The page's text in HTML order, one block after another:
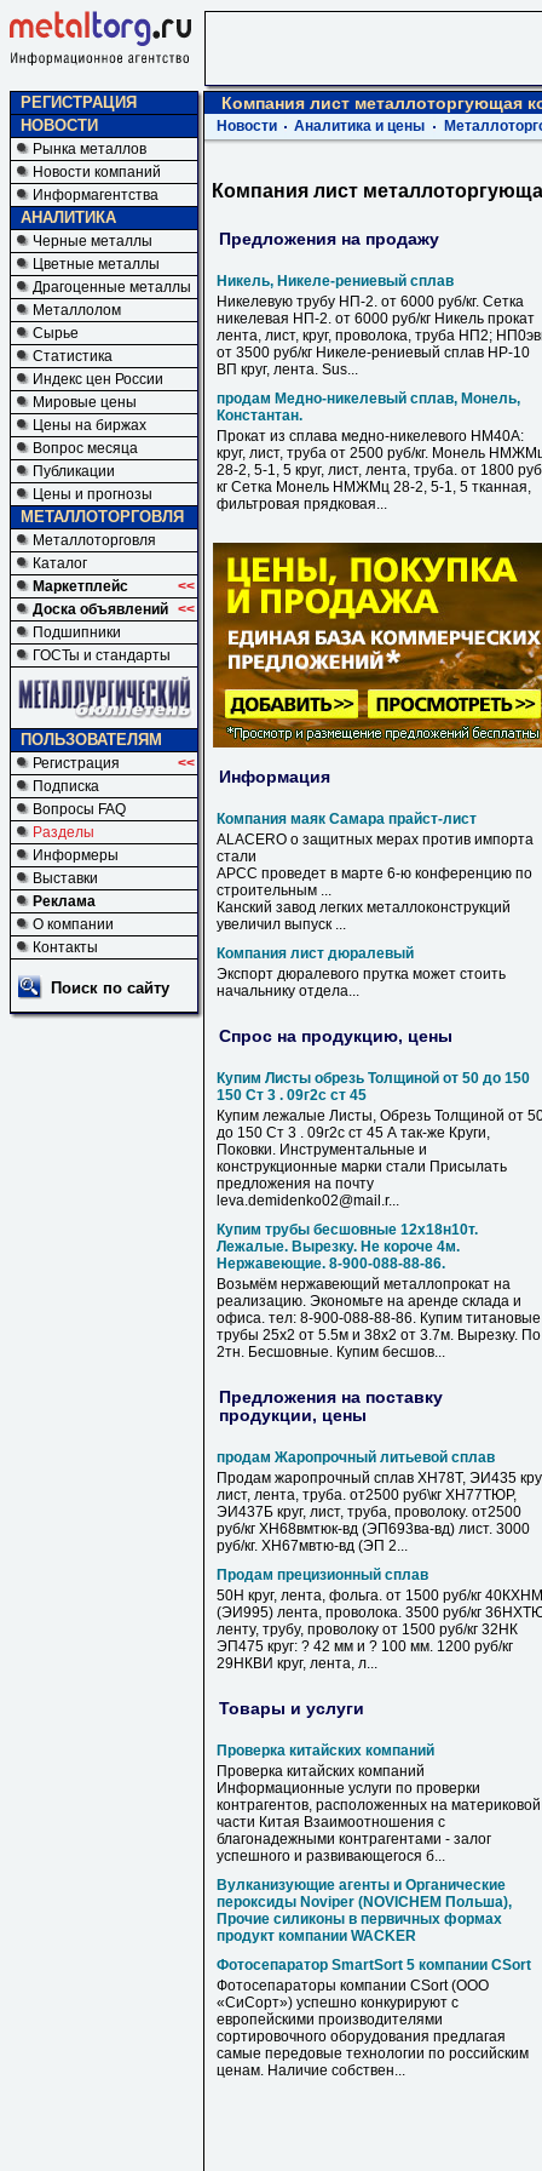
РЕГИСТРАЦИЯ
НОВОСТИ
Рынка металлов
Новости компаний
Информагентства
АНАЛИТИКА
Черные металлы
Цветные металлы
Драгоценные металлы
Металлолом
Сырье
Статистика
Индекс цен России
Мировые цены
Цены на биржах
Вопрос месяца
Публикации
Цены и прогнозы
МЕТАЛЛОТОРГОВЛЯ
Металлоторговля
Каталог
Маркетплейс
<<
Доска объявлений <<
Подшипники
ГОСТы и стандарты
ПОЛЬЗОВАТЕЛЯМ
Регистрация
<<
Подписка
Вопросы FAQ
Разделы
Информеры
Выставки
Реклама
О компании
Контакты
Поиск по сайту
Компания лист металлоторгующая
Новости Аналитика и цены
Компания лист
Предложения на продажу
Никель, Никеле-рениевый сплав
Никелевую трубу НП-2. от 6000 руб/кг. Сетка
никелевая НП-2. от 6000 руб/кг Никель прокат
лента, лист, круг, проволока, труба НП2;
от 3500 руб/кг Никеле-рениевый сплав НР-10
ВП круг, лента. Sus...
продам Медно-никелевый сплав, Монель,
Константан.
Прокат из сплава медно-никелевого НМ40А:
круг, лист, труба от 2500 руб/кг. Монель
28-2, 5-1, 5 круг, лист, лента, труба. от 1800
кг Сетка Монель НМЖМц 28-2, 5-1, 5 тканная,
фильтровая прядковая...
Информация
Компания маяк Самара прайст-лист
ALACERO о защитных мерах против импорта
стали
АРСС проведет в марте 6-ю конференцию по
строительным ...
Канский завод легких металлоконструкций
увеличил выпуск ...
Компания лист дюралевый
Экспорт дюралевого прутка может стоить
начальнику отдела...
Спрос на продукцию, цены
Купим Листы обрезь Толщиной от 50 до 150
150 Ст 3 . 09г2с ст 45
Купим лежалые Листы, Обрезь Толщиной от
до 150 Ст 3 . 09г2с ст 45 А так-же Круги,
Поковки. Инструментальные и
конструкционные марки стали Присылать
предложения на почту
leva.demidenko02@mail.r...
Купим трубы бесшовные 12х18н10т.
Лежалые. Вырезку. Не короче 4м.
Нержавеющие. 8-900-088-88-86.
Возьмём нержавеющий металлопрокат на
реализацию. Экономьте на аренде склада и
офиса. тел: 8-900-088-88-86. Купим титановые
трубы 25х2 от 5.5м и 38х2 от 3.7м. Вырезку. По
2тн. Бесшовные. Купим бесшов...
Предложения на поставку
продукции, цены
продам Жаропрочный литьевой сплав
Продам жаропрочный сплав ХН78Т, ЭИ435
лист, лента, труба. от2500 руб\кг ХН77ТЮР,
ЭИ437Б круг, лист, труба, проволоку. от2500
руб/кг ХН68вмтюк-вд (ЭП693ва-вд) лист. 3000
руб/кг. ХН67мвтю-вд (ЭП 2...
Продам прецизионный сплав
50Н круг, лента, фольга. от 1500 руб/кг 40КХНМ
(ЭИ995) лента, проволока. 3500 руб/кг
ленту, трубу, проволоку от 1500 руб/кг 32НК
ЭП475 круг: ? 42 мм и ? 100 мм. 1200 руб/кг
29НКВИ круг, лента, л...
Товары и услуги
Проверка китайских компаний
Проверка китайских компаний
Информационные услуги по проверки
контрагентов, расположенных на материковой
части Китая Взаимоотношения с
благонадежными контрагентами - залог
успешного и развивающегося б...
Вулканизующие агенты и Органические
пероксиды Noviper (NOVICHEM Польша),
Прочие силиконы в первичных формах
продукт компании WACKER
Фотосепаратор SmartSort 5 компании CSort
Фотосепараторы компании CSort (ООО
«СиСорт») успешно конкурируют с
европейскими производителями
сортировочного оборудования предлагая
самые передовые технологии по российским
ценам. Наличие собствен...